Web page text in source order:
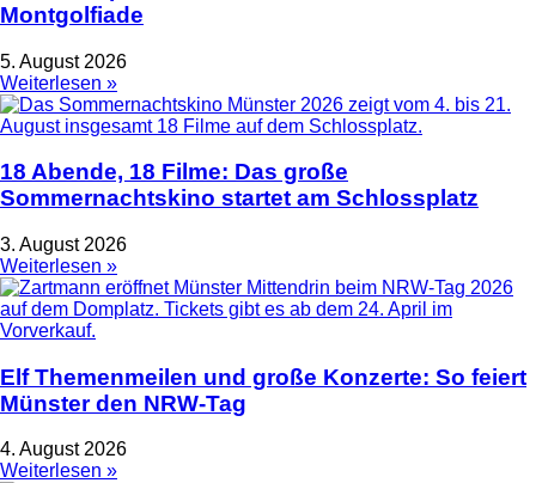
Montgolfiade
5. August 2026
Weiterlesen »
18 Abende, 18 Filme: Das große
Sommernachtskino startet am Schlossplatz
3. August 2026
Weiterlesen »
Elf Themenmeilen und große Konzerte: So feiert
Münster den NRW-Tag
4. August 2026
Weiterlesen »